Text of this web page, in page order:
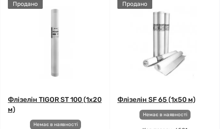
Продано
Флізелін TIGOR ST 100 (1x20
м)
Немає в наявності
Продано
Флізелін SF 65 (1x50 м)
Немає в наявності